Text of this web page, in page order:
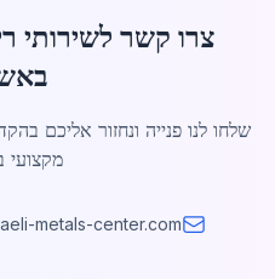
צרו קשר לשירותי
שלחו לנו פנייה ונחזור אליכם
מקצועי
metals-center.com